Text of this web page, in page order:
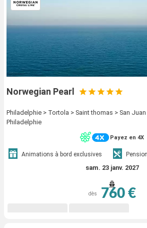
Norwegian Pearl
Philadelphie > Tortola > Saint thomas > San Juan
Philadelphie
Payez en 4X
Animations à bord exclusives
sam. 23 janv. 2027
dès 760 €